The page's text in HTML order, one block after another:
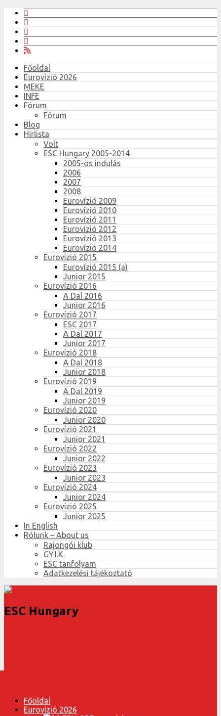
Főoldal
Eurovízió 2026
MEKE
INFE
Fórum
Fórum
Blog
Hírlista
Volt
ESC Hungary 2005-2014
2005-ös indulás
2006
2007
2008
Eurovízió 2009
Eurovízió 2010
Eurovízió 2011
Eurovízió 2012
Eurovízió 2013
Eurovízió 2014
Eurovízió 2015
Eurovízió 2015 (a)
Junior 2015
Eurovízió 2016
A Dal 2016
Junior 2016
Eurovízió 2017
ESC 2017
A Dal 2017
Junior 2017
Eurovízió 2018
A Dal 2018
Junior 2018
Eurovízió 2019
A Dal 2019
Junior 2019
Eurovízió 2020
Junior 2020
Eurovízió 2021
Junior 2021
Eurovízió 2022
Junior 2022
Eurovízió 2023
Junior 2023
Eurovízió 2024
Junior 2024
Eurovízió 2025
Junior 2025
In English
Rólunk – About us
Rajongói klub
GY.I.K.
ESC tanfolyam
Adatkezelési tájékoztató
ESC Hungary
Főoldal
Eurovízió 2026